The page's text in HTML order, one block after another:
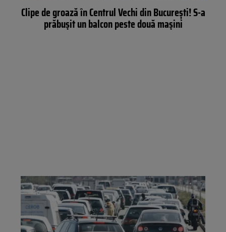
Clipe de groază în Centrul Vechi din București! S-a
prăbuşit un balcon peste două mașini